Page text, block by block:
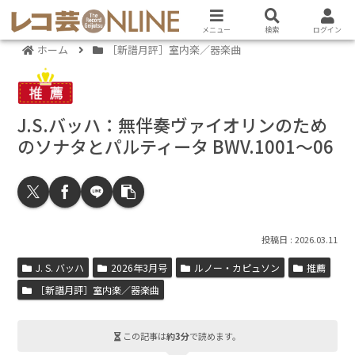
ホーム ［新譜月評］室内楽／器楽曲
J.S.バッハ：無伴奏ヴァイオリンのため
のソナタとパルティータ BWV.1001～06
2026.03.11
J. S. バッハ 2026年3月号 ルノー・カピュソン
推薦
［新譜月評］室内楽／器楽曲
この記事は約3分で読めます。
メニュー 検索 ログイン